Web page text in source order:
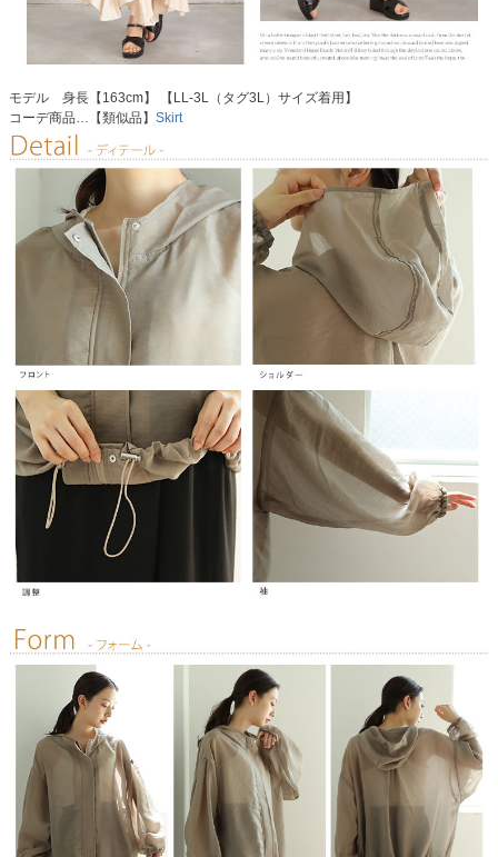
モデル 身長【163cm】 【LL-3L（タグ3L）サイズ着用】
コーデ商品…【類似品】 Skirt